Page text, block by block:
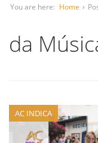
You are here: Home ›
da
AC INDICA